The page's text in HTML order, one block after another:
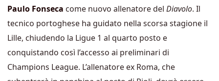
Paulo Fonseca come nuovo allenatore del Diavolo. Il
tecnico portoghese ha guidato nella scorsa stagione il
Lille, chiudendo la Ligue 1 al quarto posto e
conquistando così l’accesso ai preliminari di
Champions League. L’allenatore ex Roma, che